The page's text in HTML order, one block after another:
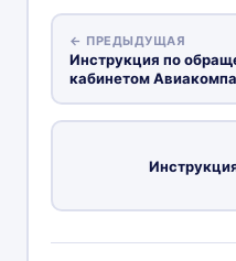
← ПРЕДЫДУЩАЯ
Инструкция по
кабинетом